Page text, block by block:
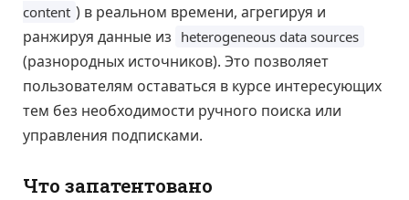
content ) в реальном времени, агрегируя и
ранжируя данные из heterogeneous data sources
(разнородных источников). Это позволяет
пользователям оставаться в курсе интересующих
тем без необходимости ручного поиска или
управления подписками.
Что запатентовано